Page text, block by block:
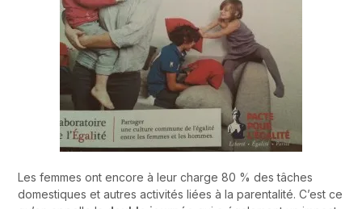
Les femmes ont encore à leur charge 80 % des tâches
domestiques et autres activités liées à la parentalité. C’est ce